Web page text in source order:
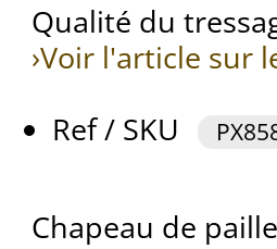
Qualité du
›Voir l'article sur
Ref / SKU
Chapeau de